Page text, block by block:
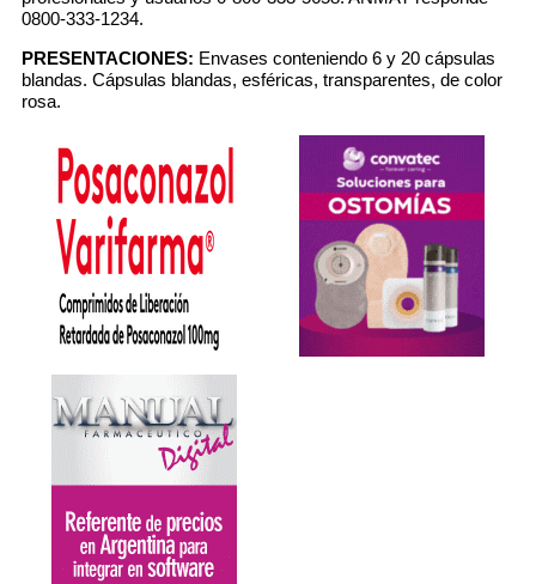
0800-333-1234.
PRESENTACIONES: Envases conteniendo 6 y 20 cápsulas
blandas. Cápsulas blandas, esféricas, transparentes, de color
rosa.